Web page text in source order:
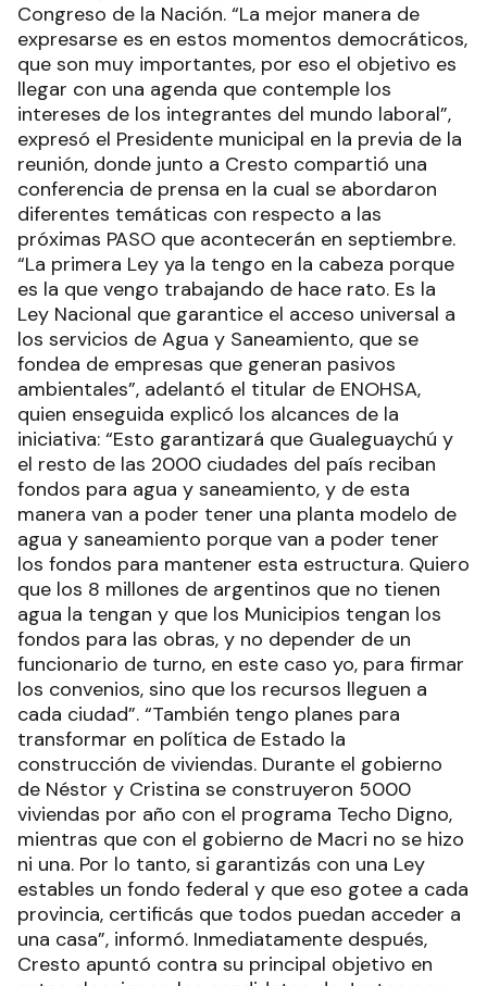
Congreso de la Nación. “La mejor manera de
expresarse es en estos momentos democráticos,
que son muy importantes, por eso el objetivo es
llegar con una agenda que contemple los
intereses de los integrantes del mundo laboral”,
expresó el Presidente municipal en la previa de la
reunión, donde junto a Cresto compartió una
conferencia de prensa en la cual se abordaron
diferentes temáticas con respecto a las
próximas PASO que acontecerán en septiembre.
“La primera Ley ya la tengo en la cabeza porque
es la que vengo trabajando de hace rato. Es la
Ley Nacional que garantice el acceso universal a
los servicios de Agua y Saneamiento, que se
fondea de empresas que generan pasivos
ambientales”, adelantó el titular de ENOHSA,
quien enseguida explicó los alcances de la
iniciativa: “Esto garantizará que Gualeguaychú y
el resto de las 2000 ciudades del país reciban
fondos para agua y saneamiento, y de esta
manera van a poder tener una planta modelo de
agua y saneamiento porque van a poder tener
los fondos para mantener esta estructura. Quiero
que los 8 millones de argentinos que no tienen
agua la tengan y que los Municipios tengan los
fondos para las obras, y no depender de un
funcionario de turno, en este caso yo, para firmar
los convenios, sino que los recursos lleguen a
cada ciudad”. “También tengo planes para
transformar en política de Estado la
construcción de viviendas. Durante el gobierno
de Néstor y Cristina se construyeron 5000
viviendas por año con el programa Techo Digno,
mientras que con el gobierno de Macri no se hizo
ni una. Por lo tanto, si garantizás con una Ley
estables un fondo federal y que eso gotee a cada
provincia, certificás que todos puedan acceder a
una casa”, informó. Inmediatamente después,
Cresto apuntó contra su principal objetivo en